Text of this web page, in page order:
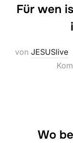
Für wen
von JESUSlive
Wo